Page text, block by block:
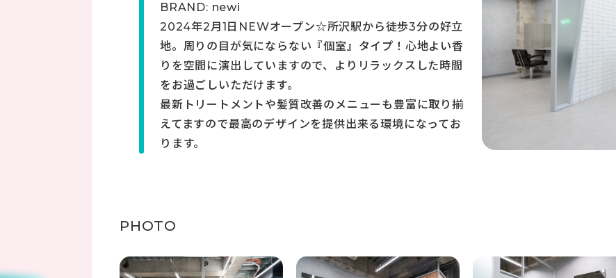
BRAND: newi
2024年2月1日NEWオープン☆所沢駅から徒歩3分の好立
地。周りの目が気にならない『個室』タイプ！心地よい香
りを空間に演出していますので、よりリラックスした時間
をお過ごしいただけます。
最新トリートメントや髪質改善のメニューも豊富に取り揃
えてますので最高のデザインを提供出来る環境になってお
ります。
PHOTO